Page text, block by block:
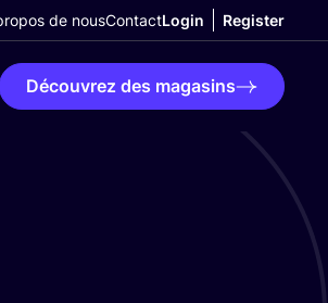
de nousContactLogin Register
Découvrez des magasins